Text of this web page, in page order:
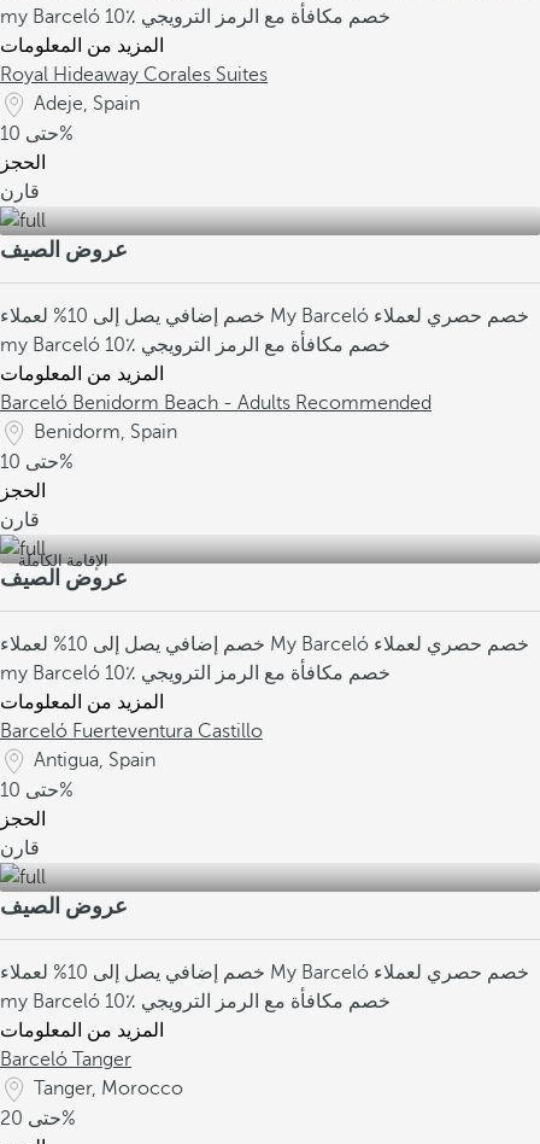
my Barceló
10٪ خصم مكافأة مع الرمز الترويجي
المزيد من المعلومات
Royal Hideaway Corales Suites
Adeje, Spain
حتى10%
الحجز
قارن
عروض الصيف
خصم إضافي يصل إلى 10% لعملاء My Barceló خصم حصري لعملاء
my Barceló
10٪ خصم مكافأة مع الرمز الترويجي
المزيد من المعلومات
Barceló Benidorm Beach - Adults Recommended
Benidorm, Spain
حتى10%
الحجز
قارن
الإقامة الكاملة
عروض الصيف
خصم إضافي يصل إلى 10% لعملاء My Barceló خصم حصري لعملاء
my Barceló
10٪ خصم مكافأة مع الرمز الترويجي
المزيد من المعلومات
Barceló Fuerteventura Castillo
Antigua, Spain
حتى10%
الحجز
قارن
عروض الصيف
خصم إضافي يصل إلى 10% لعملاء My Barceló خصم حصري لعملاء
my Barceló
10٪ خصم مكافأة مع الرمز الترويجي
المزيد من المعلومات
Barceló Tanger
Tanger, Morocco
حتى20%